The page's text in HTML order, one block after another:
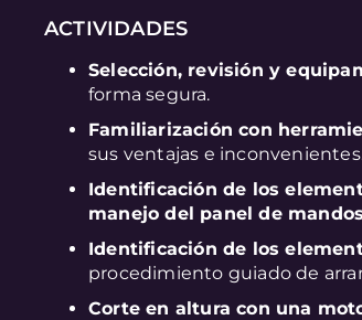
ACTIVIDADES
Selección, revisión y
forma segura.
Familiarización con
sus ventajas e
Identificación de los
manejo del panel de
Identificación de los
procedimiento guiado de
Corte en altura con una